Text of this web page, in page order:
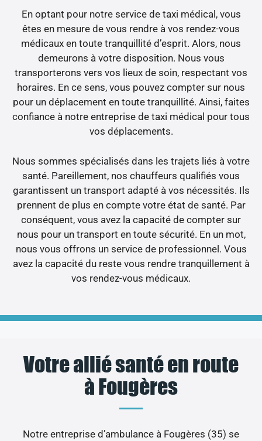
En optant pour notre service de taxi médical, vous
êtes en mesure de vous rendre à vos rendez-vous
médicaux en toute tranquillité d’esprit. Alors, nous
demeurons à votre disposition. Nous vous
transporterons vers vos lieux de soin, respectant vos
horaires. En ce sens, vous pouvez compter sur nous
pour un déplacement en toute tranquillité. Ainsi, faites
confiance à notre entreprise de taxi médical pour tous
vos déplacements.
Nous sommes spécialisés dans les trajets liés à votre
santé. Pareillement, nos chauffeurs qualifiés vous
garantissent un transport adapté à vos nécessités. Ils
prennent de plus en compte votre état de santé. Par
conséquent, vous avez la capacité de compter sur
nous pour un transport en toute sécurité. En un mot,
nous vous offrons un service de professionnel. Vous
avez la capacité du reste vous rendre tranquillement à
vos rendez-vous médicaux.
Votre allié santé en route
à Fougères
Notre entreprise d’ambulance à Fougères (35) se